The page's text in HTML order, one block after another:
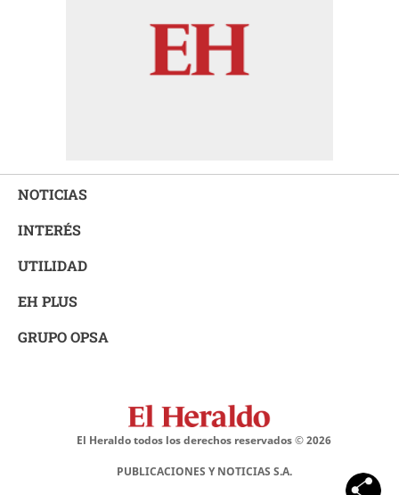
NOTICIAS
INTERÉS
UTILIDAD
EH PLUS
GRUPO OPSA
El Heraldo todos los derechos reservados ©2026
PUBLICACIONES Y NOTICIAS S.A.